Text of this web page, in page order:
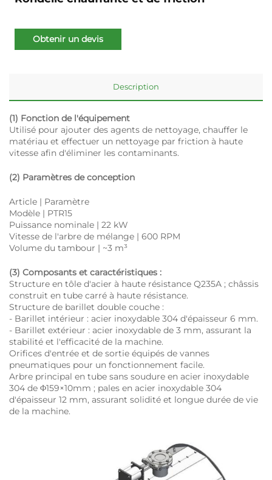
Obtenir un devis
Description
(1) Fonction de l'équipement
Utilisé pour ajouter des agents de nettoyage, chauffer le
matériau et effectuer un nettoyage par friction à haute
vitesse afin d'éliminer les contaminants.
(2) Paramètres de conception
Article | Paramètre
Modèle | PTR15
Puissance nominale | 22 kW
Vitesse de l'arbre de mélange | 600 RPM
Volume du tambour | ~3 m³
(3) Composants et caractéristiques :
Structure en tôle d'acier à haute résistance Q235A ; châssis
construit en tube carré à haute résistance.
Structure de barillet double couche :
- Barillet intérieur : acier inoxydable 304 d'épaisseur 6 mm.
- Barillet extérieur : acier inoxydable de 3 mm, assurant la
stabilité et l'efficacité de la machine.
Orifices d'entrée et de sortie équipés de vannes
pneumatiques pour un fonctionnement facile.
Arbre principal en tube sans soudure en acier inoxydable
304 de Φ159×10mm ; pales en acier inoxydable 304
d'épaisseur 12 mm, assurant solidité et longue durée de vie
de la machine.